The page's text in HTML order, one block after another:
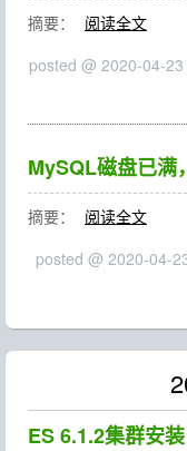
摘要：
阅读全文
posted @ 2020-04-
MySQL磁盘已满
摘要：
阅读全文
posted @ 2020-04-
ES 6.1.2集群安装